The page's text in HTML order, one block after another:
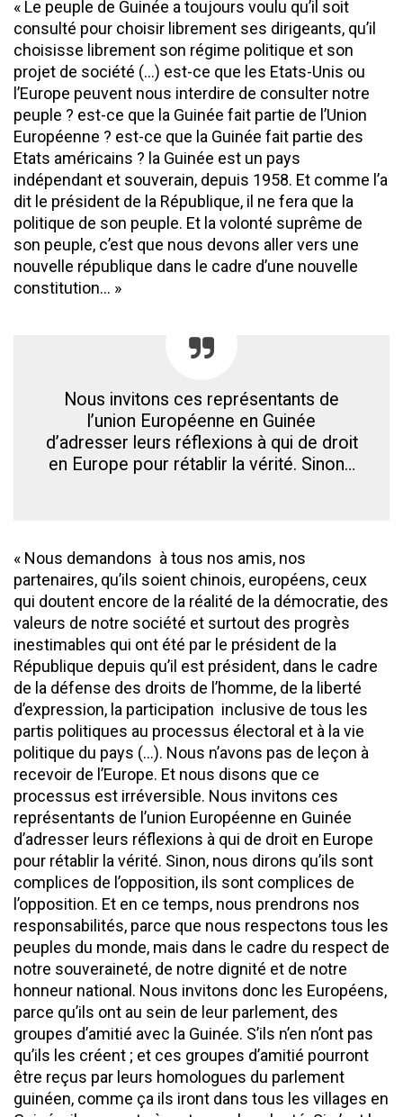
« Le peuple de Guinée a toujours voulu qu’il soit
consulté pour choisir librement ses dirigeants, qu’il
choisisse librement son régime politique et son
projet de société (…) est-ce que les Etats-Unis ou
l’Europe peuvent nous interdire de consulter notre
peuple ? est-ce que la Guinée fait partie de l’Union
Européenne ? est-ce que la Guinée fait partie des
Etats américains ? la Guinée est un pays
indépendant et souverain, depuis 1958. Et comme l’a
dit le président de la République, il ne fera que la
politique de son peuple. Et la volonté suprême de
son peuple, c’est que nous devons aller vers une
nouvelle république dans le cadre d’une nouvelle
constitution… »
Nous invitons ces représentants de
l’union Européenne en Guinée
d’adresser leurs réflexions à qui de droit
en Europe pour rétablir la vérité. Sinon…
« Nous demandons à tous nos amis, nos
partenaires, qu’ils soient chinois, européens, ceux
qui doutent encore de la réalité de la démocratie, des
valeurs de notre société et surtout des progrès
inestimables qui ont été par le président de la
République depuis qu’il est président, dans le cadre
de la défense des droits de l’homme, de la liberté
d’expression, la participation inclusive de tous les
partis politiques au processus électoral et à la vie
politique du pays (…). Nous n’avons pas de leçon à
recevoir de l’Europe. Et nous disons que ce
processus est irréversible. Nous invitons ces
représentants de l’union Européenne en Guinée
d’adresser leurs réflexions à qui de droit en Europe
pour rétablir la vérité. Sinon, nous dirons qu’ils sont
complices de l’opposition, ils sont complices de
l’opposition. Et en ce temps, nous prendrons nos
responsabilités, parce que nous respectons tous les
peuples du monde, mais dans le cadre du respect de
notre souveraineté, de notre dignité et de notre
honneur national. Nous invitons donc les Européens,
parce qu’ils ont au sein de leur parlement, des
groupes d’amitié avec la Guinée. S’ils n’en n’ont pas
qu’ils les créent ; et ces groupes d’amitié pourront
être reçus par leurs homologues du parlement
guinéen, comme ça ils iront dans tous les villages en